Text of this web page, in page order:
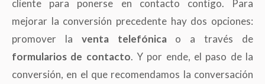
cliente para ponerse en contacto contigo. Para
mejorar la conversión precedente hay dos opciones:
promover la venta telefónicao a través de
formularios de contacto. Y por ende, el paso de la
conversión, en el que recomendamos la conversación